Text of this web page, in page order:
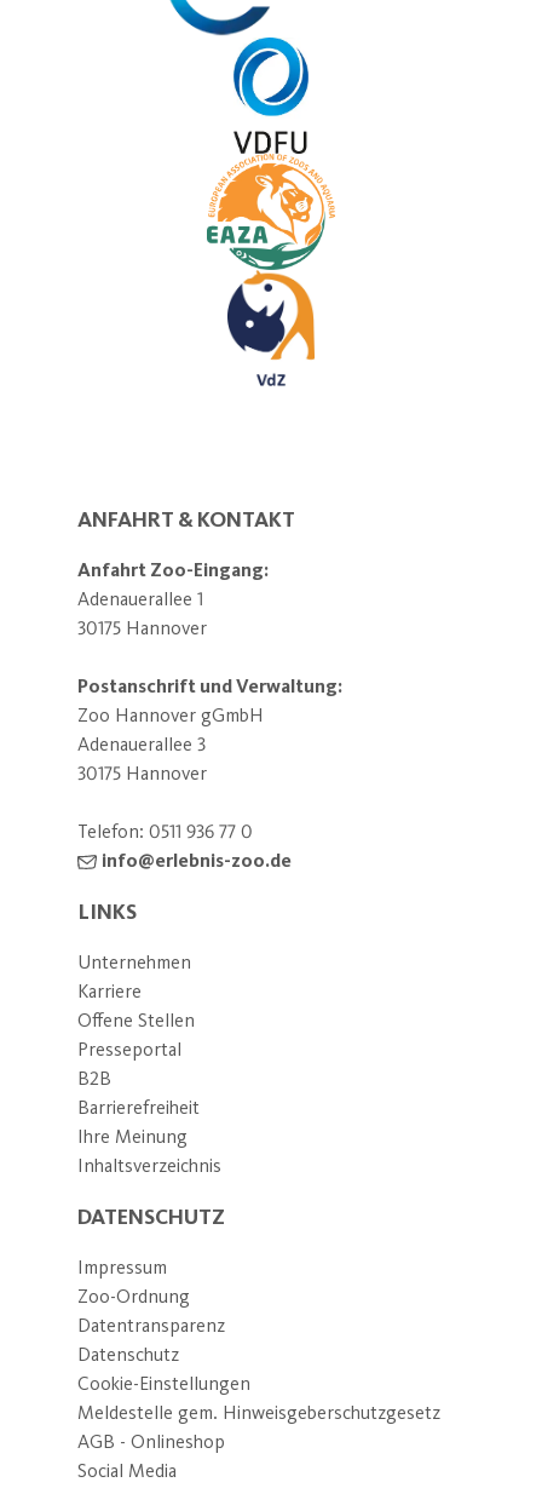
ANFAHRT & KONTAKT
Anfahrt Zoo-Eingang:
Adenauerallee 1
30175 Hannover
Postanschrift und Verwaltung:
Zoo Hannover gGmbH
Adenauerallee 3
30175 Hannover
Telefon: 0511 936 77 0
info@erlebnis-zoo.de
LINKS
Unternehmen
Karriere
Offene Stellen
Presseportal
B2B
Barrierefreiheit
Ihre Meinung
Inhaltsverzeichnis
DATENSCHUTZ
Impressum
Zoo-Ordnung
Datentransparenz
Datenschutz
Cookie-Einstellungen
Meldestelle gem. Hinweisgeberschutzgesetz
AGB - Onlineshop
Social Media